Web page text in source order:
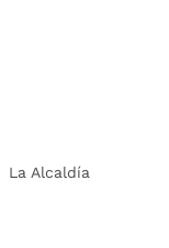
La Alcaldía